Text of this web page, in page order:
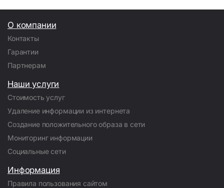
О компании
Контакты
Гарантии
Партнерам
Наши услуги
Стоимость услуг
Удаление информации из интернета
Создание положительного образа в сети
Мониторинг информации
Социальные сети
Информация
Правила пользования сайтом